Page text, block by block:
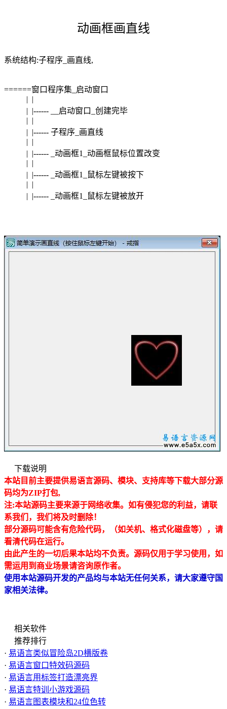
动画框画直线
系统结构:子程序_画直线,
======窗口程序集_启动窗口
| |
| |------ __启动窗口_创建完毕
| |
| |------ 子程序_画直线
| |
| |------ _动画框1_动画框鼠标位置改变
| |
| |------ _动画框1_鼠标左键被按下
| |
| |------ _动画框1_鼠标左键被放开
下载说明
本站目前主要提供易语言源码、模块、支持库等下载大部分源
码均为ZIP打包,
注:本站源码主要来源于网络收集。如有侵犯您的利益，请联
系我们，我们将及时删除！
部分源码可能含有危险代码，（如关机、格式化磁盘等），请
看清代码在运行。
由此产生的一切后果本站均不负责。源码仅用于学习使用，如
需运用到商业场景请咨询原作者。
使用本站源码开发的产品均与本站无任何关系，请大家遵守国
家相关法律。
相关软件
推荐排行
· 易语言类似冒险岛2D横版卷
· 易语言窗口特效码源码
· 易语言用标签打造漂亮界
· 易语言特训小游戏源码
· 易语言图表模块和24位色转